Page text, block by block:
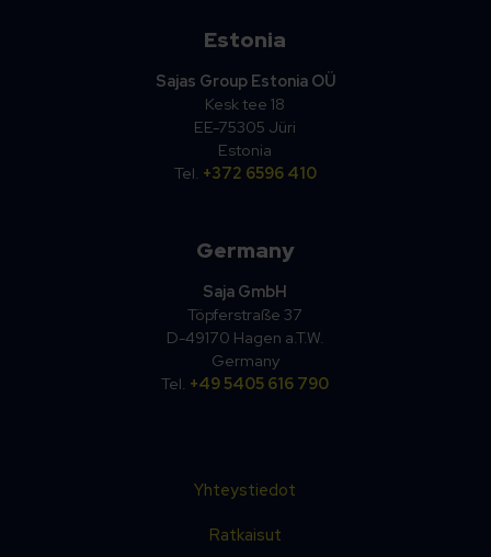
Estonia
Sajas Group Estonia OÜ
Kesk tee 18
EE-75305 Jüri
Estonia
Tel. +372 6596 410
Germany
Saja GmbH
Töpferstraße 37
D-49170 Hagen a.T.W.
Germany
Tel. +49 5405 616 790
Yhteystiedot
Ratkaisut